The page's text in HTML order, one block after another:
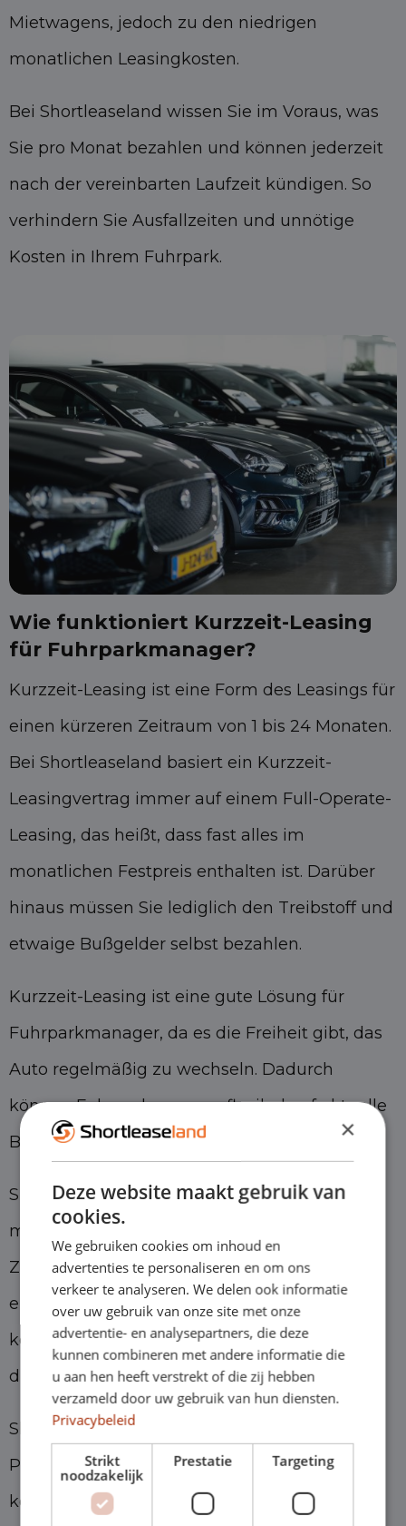
Mietwagens, jedoch zu den niedrigen
monatlichen Leasingkosten.
Bei Shortleaseland wissen Sie im Voraus, was
Sie pro Monat bezahlen und können jederzeit
nach der vereinbarten Laufzeit kündigen. So
verhindern Sie Ausfallzeiten und unnötige
Kosten in Ihrem Fuhrpark.
Wie funktioniert Kurzzeit-Leasing
für Fuhrparkmanager?
Kurzzeit-Leasing ist eine Form des Leasings für
einen kürzeren Zeitraum von 1 bis 24 Monaten.
Bei Shortleaseland basiert ein Kurzzeit-
Leasingvertrag immer auf einem Full-Operate-
Leasing, das heißt, dass fast alles im
monatlichen Festpreis enthalten ist. Darüber
hinaus müssen Sie lediglich den Treibstoff und
etwaige Bußgelder selbst bezahlen.
Kurzzeit-Leasing ist eine gute Lösung für
Fuhrparkmanager, da es die Freiheit gibt, das
Auto regelmäßig zu wechseln. Dadurch
können Fuhrparkmanagerflexibel auf aktuelle
Bedürfnisse reagieren.
Sie müssen sich auch keine Sorgen darüber
machen, dass Ihr Auto über einen längeren
Zeitraum stehen bleibt, da Sie auch nicht an
einen langen Vertrag gebunden sind. Sie
können das Auto monatlich kündigen, sobald
die vereinbarte Laufzeit abgelaufen ist.
Shortleaseland bietet Ihnen die niedrigsten
Preise auf dem Markt. Diese günstigen Preise
können wir dank unserer hervorragenden
×
Deze website maakt gebruik van
cookies.
We gebruiken cookies om inhoud en
advertenties te personaliseren en om ons
verkeer te analyseren. We delen ook informatie
over uw gebruik van onze site met onze
advertentie- en analysepartners, die deze
kunnen combineren met andere informatie die
u aan hen heeft verstrekt of die zij hebben
verzameld door uw gebruik van hun diensten.
Privacybeleid
Strikt
noodzakelijk
Prestatie Targeting